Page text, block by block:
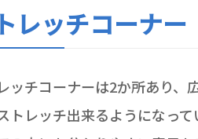
レッチコーナー
ッチコーナーは2か所あり、
トレッチ出来るようになって